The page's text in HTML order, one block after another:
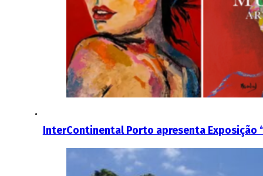
InterContinental Porto apresenta Exposição